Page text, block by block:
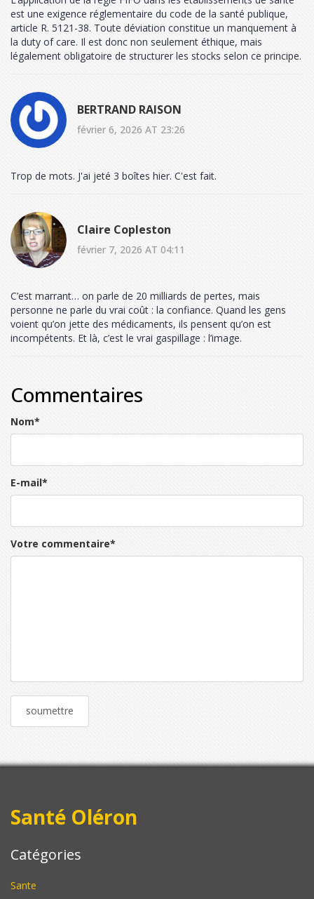
est une exigence réglementaire du code de la santé publique,
article R. 5121-38. Toute déviation constitue un manquement à
la duty of care. Il est donc non seulement éthique, mais
légalement obligatoire de structurer les stocks selon ce principe.
BERTRAND RAISON
février 6, 2026 AT 23:26
Trop de mots. J'ai jeté 3 boîtes hier. C'est fait.
Claire Copleston
février 7, 2026 AT 04:11
C’est marrant… on parle de 20 milliards de pertes, mais
personne ne parle du vrai coût : la confiance. Quand les gens
voient qu’on jette des médicaments, ils pensent qu’on est
incompétents. Et là, c’est le vrai gaspillage : l’image.
Commentaires
Nom*
E-mail*
Votre commentaire*
Santé Oléron
Catégories
Sante